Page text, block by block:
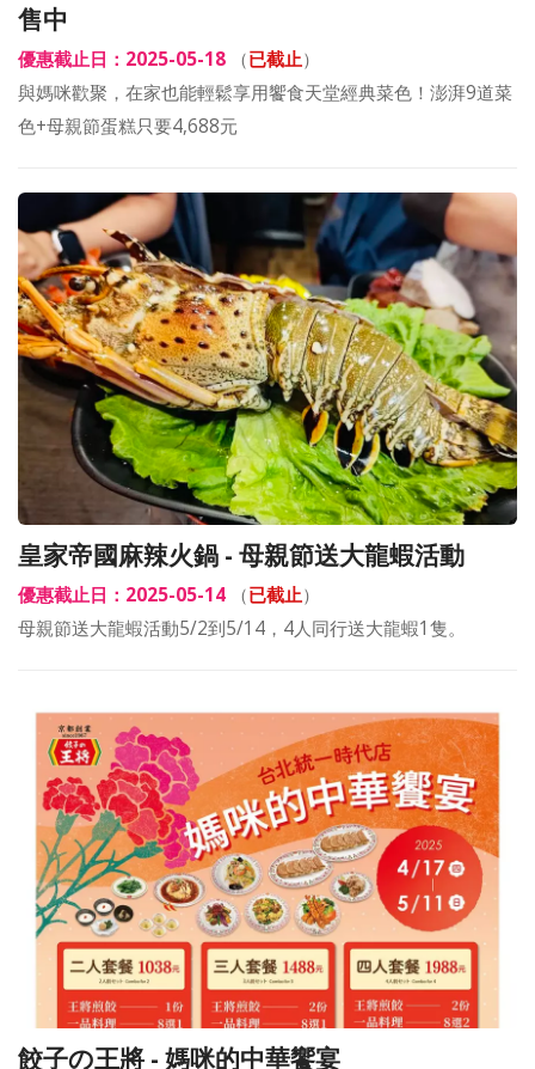
售中
優惠截止日：2025-05-18 （已截止）
與媽咪歡聚，在家也能輕鬆享用饗食天堂經典菜色！澎湃9道菜
色+母親節蛋糕只要4,688元
皇家帝國麻辣火鍋 - 母親節送大龍蝦活動
優惠截止日：2025-05-14 （已截止）
母親節送大龍蝦活動5/2到5/14，4人同行送大龍蝦1隻。
餃子の王將 - 媽咪的中華饗宴